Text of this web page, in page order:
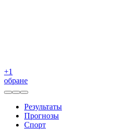
+1
обране
Результаты
Прогнозы
Спорт